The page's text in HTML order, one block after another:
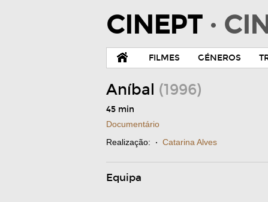
CINEPT ·
FILMES GÉNEROS
Aníbal (1996)
45 min
Documentário
Realização: · Catarina Alves
Equipa